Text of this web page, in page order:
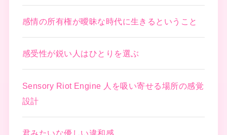
感情の所有権が曖昧な時代に生きるということ
感受性が鋭い人はひとりを選ぶ
Sensory Riot Engine 人を吸い寄せる場所の感覚
設計
君みたいな優しい違和感